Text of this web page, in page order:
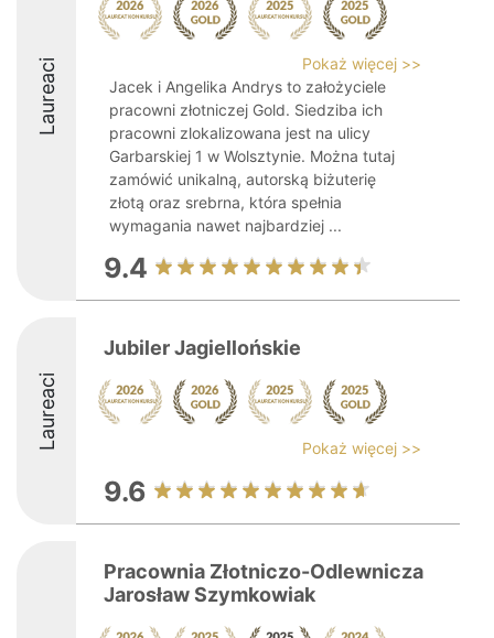
Laureaci
Pokaż więcej >>
Jacek i Angelika Andrys to założyciele
pracowni złotniczej Gold. Siedziba ich
pracowni zlokalizowana jest na ulicy
Garbarskiej 1 w Wolsztynie. Można tutaj
zamówić unikalną, autorską biżuterię
złotą oraz srebrna, która spełnia
wymagania nawet najbardziej ...
9.4
Laureaci
Jubiler Jagiellońskie
Pokaż więcej >>
9.6
Pracownia Złotniczo-Odlewnicza
Jarosław Szymkowiak